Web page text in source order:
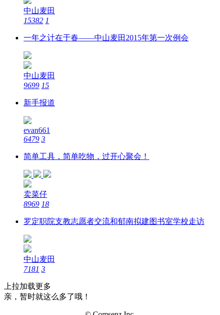
中山麦田
15382 1
一年之计在于春——中山麦田2015年第一次例会
中山麦田
9699 15
新手报道
evan661
6479 3
简单工具，简单吃物，过开心聚会！
卖菜仔
8969 18
罗定职院支教志愿者交流和郁南拟建图书室学校走访
中山麦田
7181 3
上拉加载更多
亲，暂时就这么多了哦！